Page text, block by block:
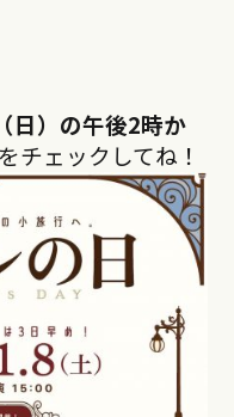
日）の午後2時か
チェックしてね！